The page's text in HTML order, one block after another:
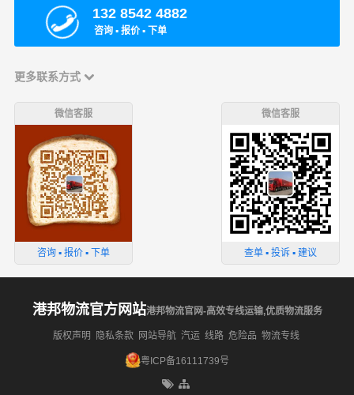
132 8542 4882
咨询 ▪ 报价 ▪ 下单
更多联系方式
微信客服
咨询 ▪ 报价 ▪ 下单
微信客服
查单 ▪ 投诉 ▪ 建议
港邦物流官方网站港邦物流官网-高效专线运输,优质物流服务
版权声明 隐私条款 网站导航 汽运 线路 危险品 物流专线
粤ICP备16111739号